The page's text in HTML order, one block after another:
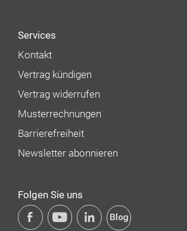
Services
Kontakt
Vertrag kündigen
Vertrag widerrufen
Musterrechnungen
Barrierefreiheit
Newsletter abonnieren
Folgen Sie uns